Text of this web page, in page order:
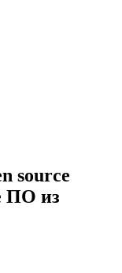
source
ПО из